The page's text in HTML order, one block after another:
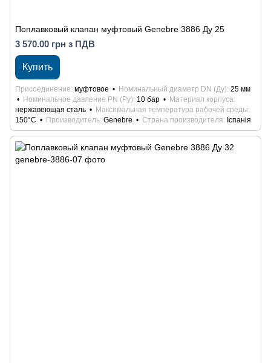
Поплавковый клапан муфтовый Genebre 3886 Ду 25
3 570.00 грн з ПДВ
Купить
Присоединение муфтовое Номинальный диаметр DN (Ду) 25 мм
Номинальное давление PN (Ру) 10 бар
Материал корпуса
нержавеющая сталь
Максимальная температура рабочей среды
150°С
Производитель Genebre Страна производителя Іспанія